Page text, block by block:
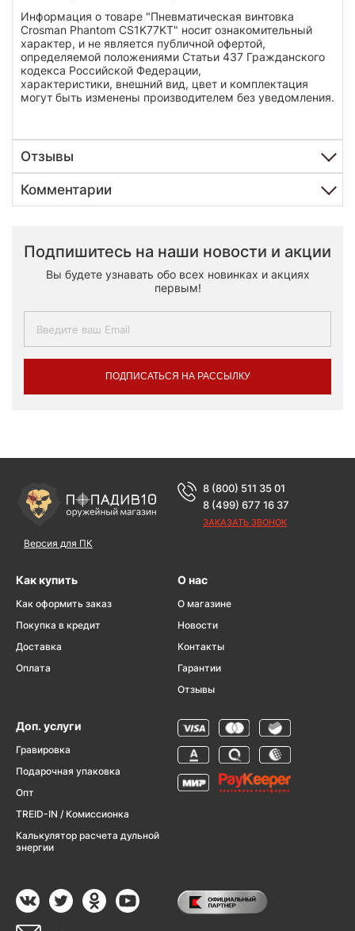
Информация о товаре "Пневматическая винтовка
Crosman Phantom СS1K77KT" носит ознакомительный
характер, и не является публичной офертой,
определяемой положениями Статьи 437 Гражданского
кодекса Российской Федерации,
характеристики, внешний вид, цвет и комплектация
могут быть изменены производителем без уведомления.
Отзывы
Комментарии
Подпишитесь на наши новости и акции
Вы будете узнавать обо всех новинках и акциях
первым!
ПОДПИСАТЬСЯ НА РАССЫЛКУ
Версия для ПК
8 (800) 511 35 01
8 (499) 677 16 37
ЗАКАЗАТЬ ЗВОНОК
Как купить
Как оформить заказ
Покупка в кредит
Доставка
Оплата
О нас
О магазине
Новости
Контакты
Гарантии
Отзывы
Доп. услуги
Гравировка
Подарочная упаковка
Опт
TREID-IN / Комиссионка
Калькулятор расчета дульной
энергии